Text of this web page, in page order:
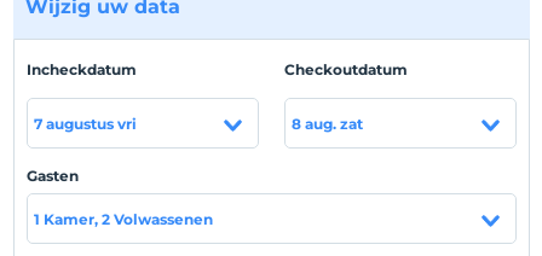
Locatie
Sharm El Sheikh, Nabq Bay, Egypt
Strand
Located at the seafront
Wijzig uw data
Incheckdatum
7 augustus vri
Checkoutdatum
8 aug. zat
Gasten
1 Kamer, 2 Volwassenen